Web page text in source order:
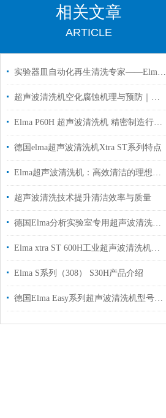
相关文章
ARTICLE
实验器皿自动化再生清洗专家——Elma实验室清洗机应用解析
超声波清洗机空化腐蚀机理与预防｜德国 Elma 工厂专业解答
Elma P60H 超声波清洗机 精密制造行业应用解析
德国elma超声波清洗机Xtra ST系列特点
Elma超声波清洗机：高效清洁的理想之选
超声波清洗技术提升清洁效率与质量
德国Elma分析实验室专用超声波清洗机P180H国内代理现货
Elma xtra ST 600H工业超声波清洗机介绍
Elma S系列（308） S30H产品介绍
德国Elma Easy系列超声波清洗机型号介绍